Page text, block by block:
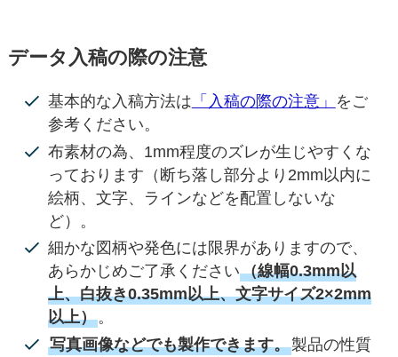
データ入稿の際の注意
基本的な入稿方法は 「入稿の際の注意」 をご
参考ください。
布素材の為、1mm程度のズレが生じやすくな
っております（断ち落し部分より2mm以内に
絵柄、文字、ラインなどを配置しないな
ど）。
細かな図柄や発色には限界がありますので、
あらかじめご了承ください（線幅0.3mm以
上、白抜き0.35mm以上、文字サイズ2×2mm
以上）。
写真画像などでも製作できます。製品の性質